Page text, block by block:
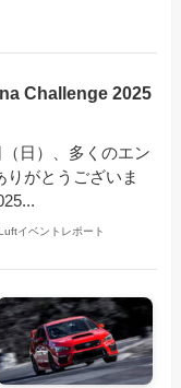
Challenge 2025
日）、多くのエン
りがとうございま
イベントレポート